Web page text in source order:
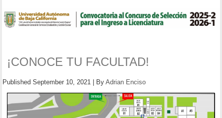
¡CONOCE TU FACULTAD!
Published September 10, 2021 By Adrian Enciso